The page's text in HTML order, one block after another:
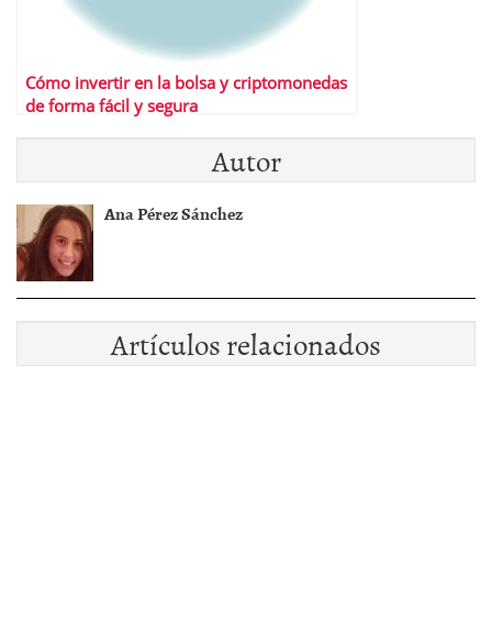
Cómo invertir en la bolsa y criptomonedas
de forma fácil y segura
Autor
Ana Pérez Sánchez
Artículos relacionados